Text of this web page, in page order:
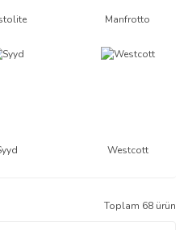
Manfrotto
Westcott
Toplam 68 ürün